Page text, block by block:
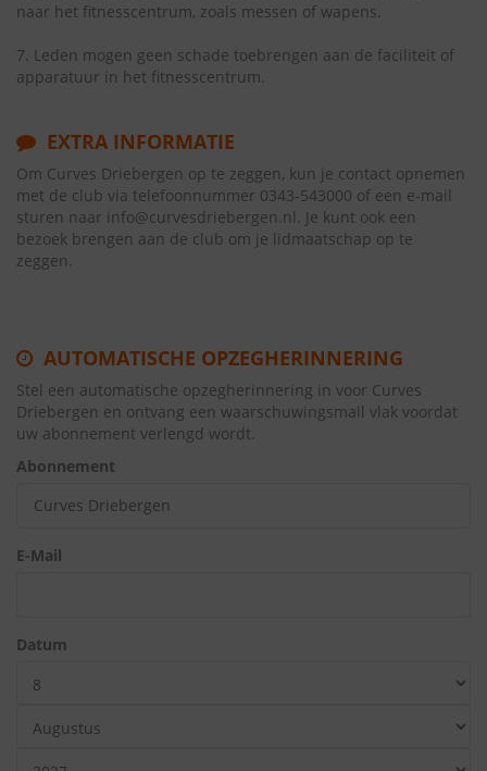
naar het fitnesscentrum, zoals messen of wapens.
7. Leden mogen geen schade toebrengen aan de faciliteit of
apparatuur in het fitnesscentrum.
EXTRA INFORMATIE
Om Curves Driebergen op te zeggen, kun je contact opnemen
met de club via telefoonnummer 0343-543000 of een e-mail
sturen naar info@curvesdriebergen.nl. Je kunt ook een
bezoek brengen aan de club om je lidmaatschap op te
zeggen.
AUTOMATISCHE OPZEGHERINNERING
Stel een automatische opzegherinnering in voor Curves
Driebergen en ontvang een waarschuwingsmail vlak voordat
uw abonnement verlengd wordt.
Abonnement
E-Mail
Datum